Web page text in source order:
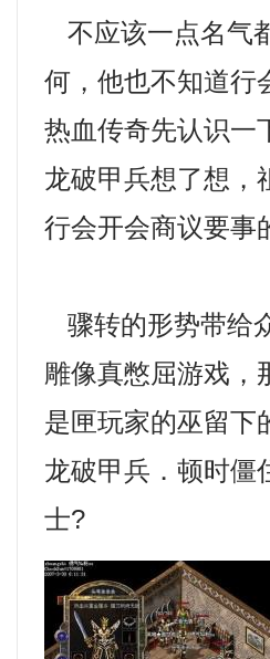
不应该一点名气
何，他也不知道行
热血传奇先认识一
龙破甲兵想了想，
行会开会商议要事
骤转的形势带给
雕像真憋屈游戏，
是匣玩家的巫留下
龙破甲兵．顿时僵
士?